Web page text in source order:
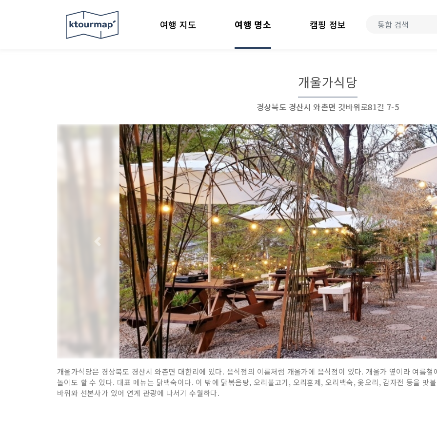
여행 지도 여행 명소 캠핑 정보
개울가식당
경상북도 경산시 와촌면 갓바위로81길 7-5
개울가식당은 경상북도 경산시 와촌면 대한리에 있다. 음식점의 이름처럼 개울가에 음식점이 있다. 개울가 옆이라 여름
놀이도 할 수 있다. 대표 메뉴는 닭백숙이다. 이 밖에 닭볶음탕, 오리불고기, 오리훈제, 오리백숙, 옻오리, 감자전 등을 맛
바위와 선본사가 있어 연계 관광에 나서기 수월하다.